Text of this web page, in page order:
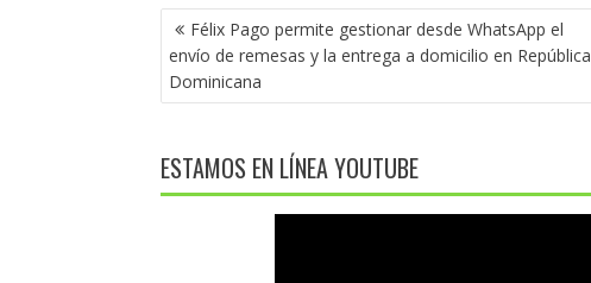
NAVEGACIÓN
DE
ENTRADAS
Félix Pago permite gestionar desde WhatsApp el
envío de remesas y la entrega a domicilio en República
Dominicana
ESTAMOS EN LÍNEA YOUTUBE